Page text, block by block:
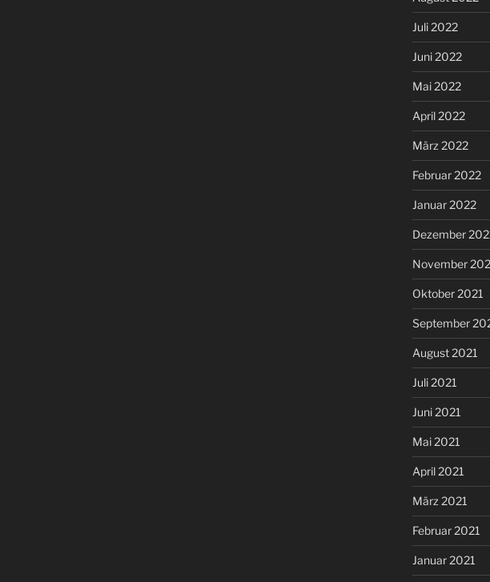
Juli 2022
Juni 2022
Mai 2022
April 2022
März 2022
Februar 2022
Januar 2022
Dezember
November
Oktober 2021
September
August 2021
Juli 2021
Juni 2021
Mai 2021
April 2021
März 2021
Februar 2021
Januar 2021